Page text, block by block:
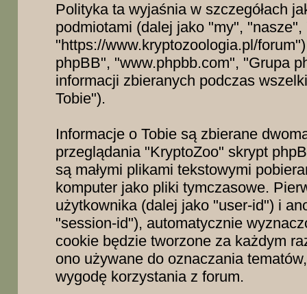
Polityka ta wyjaśnia w szczegółach
podmiotami (dalej jako "my",
"https://www.kryptozoologia.pl/
phpBB", "www.phpbb.com", "Grupa
informacji zbieranych podczas
Tobie").
Informacje o Tobie są zbierane
przeglądania "KryptoZoo" skrypt
są małymi plikami tekstowymi
komputer jako pliki tymczasowe.
użytkownika (dalej jako "user-id") i
"session-id"), automatycznie
cookie będzie tworzone za każdym
ono używane do oznaczania
wygodę korzystania z forum.